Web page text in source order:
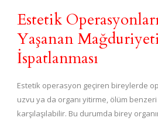
Estetik
Yaşanan
İspatlanması
Estetik operasyon geçiren bireylerde
uzvu ya da organı yitirme, ölüm benzeri
karşılaşılabilir. Bu durumda birey